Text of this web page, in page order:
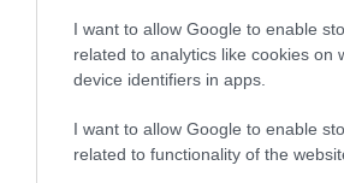
I want to allow Google to enable
related to analytics like cookies on
device identifiers in apps.
I want to allow Google to enable
related to functionality of the
08.08.2026 | 17:20
«Κόκκινος» συναγερμός στην
Αυξημένη ετοιμότητα παντού